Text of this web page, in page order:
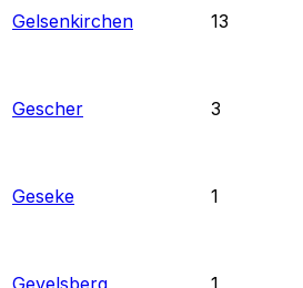
Gelsenkirchen
13
Gescher
3
Geseke
1
Gevelsberg
1